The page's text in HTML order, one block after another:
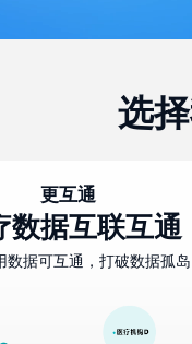
深度集成deepseek ，底层
选
更互通
数据互联互通
数据可互通，打破数据孤岛